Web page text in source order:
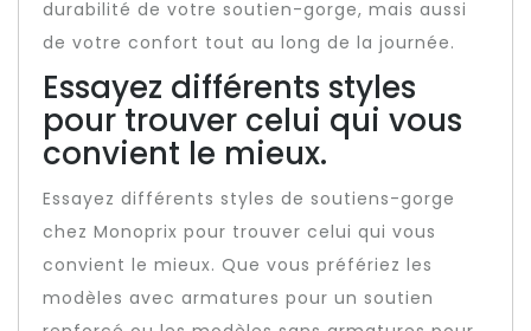
durabilité de votre soutien-gorge, mais aussi
de votre confort tout au long de la journée.
Essayez différents styles
pour trouver celui qui vous
convient le mieux.
Essayez différents styles de soutiens-gorge
chez Monoprix pour trouver celui qui vous
convient le mieux. Que vous préfériez les
modèles avec armatures pour un soutien